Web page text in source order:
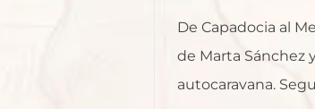
De Capadocia al
de Marta Sánchez
autocaravana.